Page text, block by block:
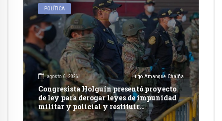
POLÍTICA
agosto 6, 2026 Hugo Amanque Chaiña
Congresista Holguín presentó proyecto
de ley para derogar leyes de impunidad
militar y policial y restituir
competencia de justicia ordinaria